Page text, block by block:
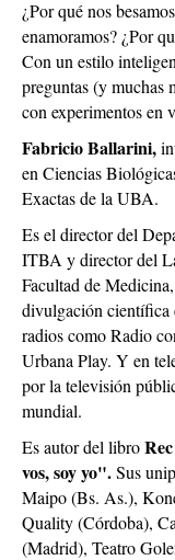
¿Por qué nos
enamoramos? ¿Por
Con un estilo
preguntas (y muchas
con experimentos en
Fabricio Ballarini,
en Ciencias
Exactas de la UBA.
Es el director del
ITBA y director del
Facultad de
divulgación
radios como Radio
Urbana Play. Y en
por la televisión
mundial.
Es autor del libro
vos, soy yo".Sus
Maipo (Bs. As.),
Quality (Córdoba),
(Madrid), Teatro